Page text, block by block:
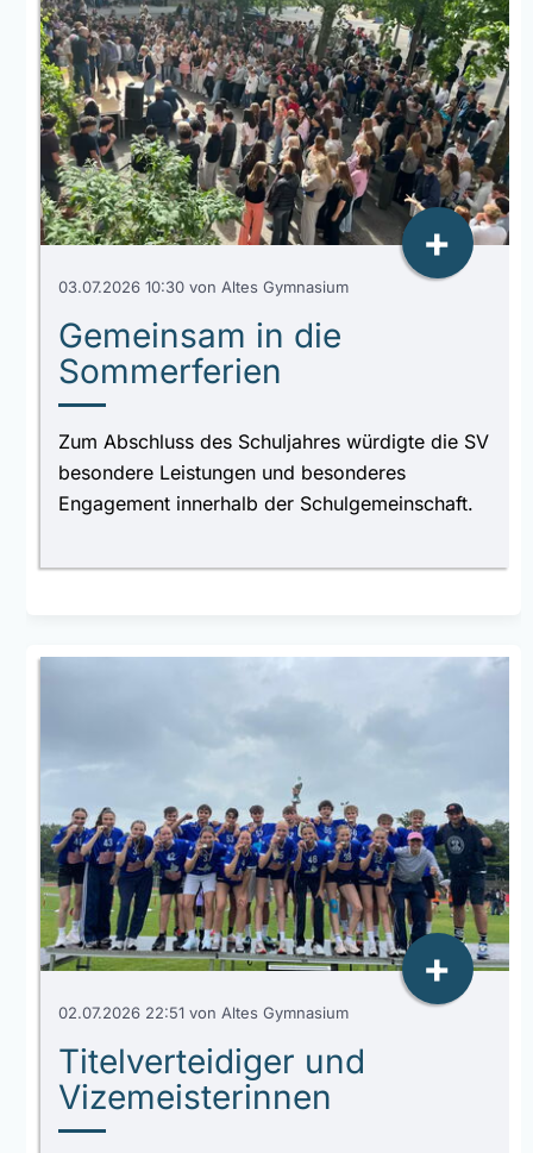
03.07.2026 10:30 von Altes Gymnasium
Gemeinsam in die
Sommerferien
Zum Abschluss des Schuljahres würdigte die SV
besondere Leistungen und besonderes
Engagement innerhalb der Schulgemeinschaft.
+
02.07.2026 22:51 von Altes Gymnasium
Titelverteidiger und
Vizemeisterinnen
+